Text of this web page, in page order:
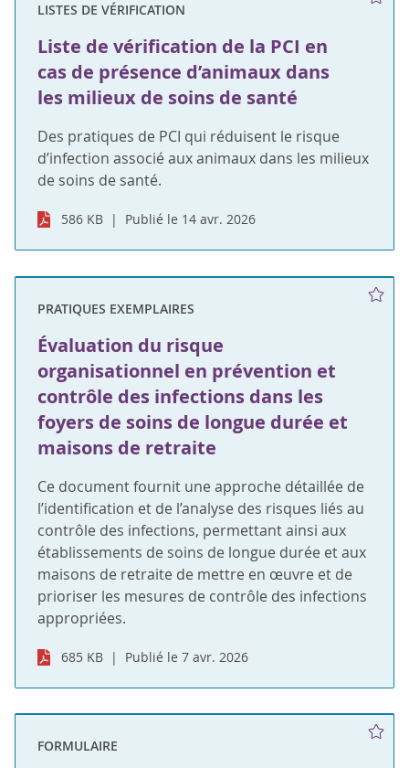
LISTES DE VÉRIFICATION
Liste de vérification de la PCI en
cas de présence d’animaux dans
les milieux de soins de santé
Des pratiques de PCI qui réduisent le risque
d’infection associé aux animaux dans les milieux
de soins de santé.
586 KB Publié le 14 avr. 2026
PRATIQUES EXEMPLAIRES
Évaluation du risque
organisationnel en prévention et
contrôle des infections dans les
foyers de soins de longue durée et
maisons de retraite
Ce document fournit une approche détaillée de
l’identification et de l’analyse des risques liés au
contrôle des infections, permettant ainsi aux
établissements de soins de longue durée et aux
maisons de retraite de mettre en œuvre et de
prioriser les mesures de contrôle des infections
appropriées.
685 KB Publié le 7 avr. 2026
FORMULAIRE